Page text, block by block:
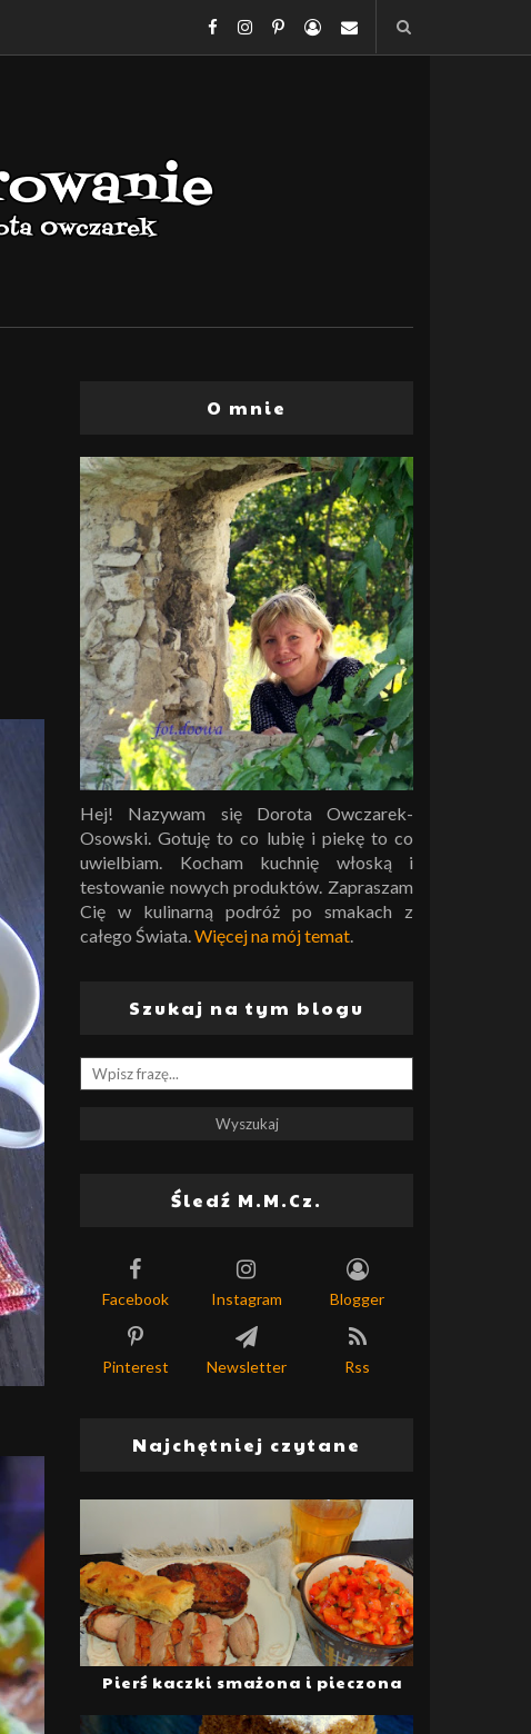
O mnie
Hej! Nazywam się Dorota Owczarek-
Osowski. Gotuję to co lubię i piekę to co
uwielbiam. Kocham kuchnię włoską i
testowanie nowych produktów. Zapraszam
Cię w kulinarną podróż po smakach z
całego Świata.Więcej na mój temat.
Szukaj na tym blogu
Śledź M.M.Cz.
Facebook Instagram Blogger
Pinterest Newsletter Rss
Najchętniej czytane
Pierś kaczki smażona i pieczona